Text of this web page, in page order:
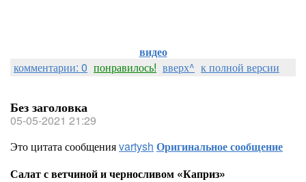
видео
комментарии: 0 понравилось! вверх^ к полной версии
Без заголовка
05-05-2021 21:29
Это цитата сообщенияvartysh Оригинальное сообщение
Салат с ветчиной и черносливом «Каприз»